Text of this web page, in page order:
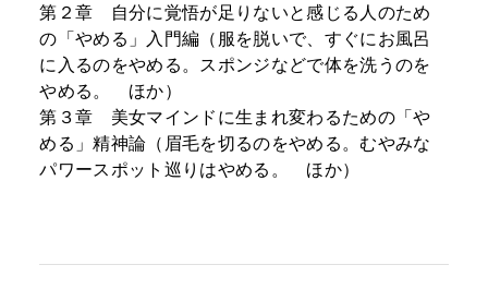
第２章 自分に覚悟が足りないと感じる人のため
の「やめる」入門編（服を脱いで、すぐにお風呂
に入るのをやめる。スポンジなどで体を洗うのを
やめる。 ほか）
第３章 美女マインドに生まれ変わるための「や
める」精神論（眉毛を切るのをやめる。むやみな
パワースポット巡りはやめる。 ほか）